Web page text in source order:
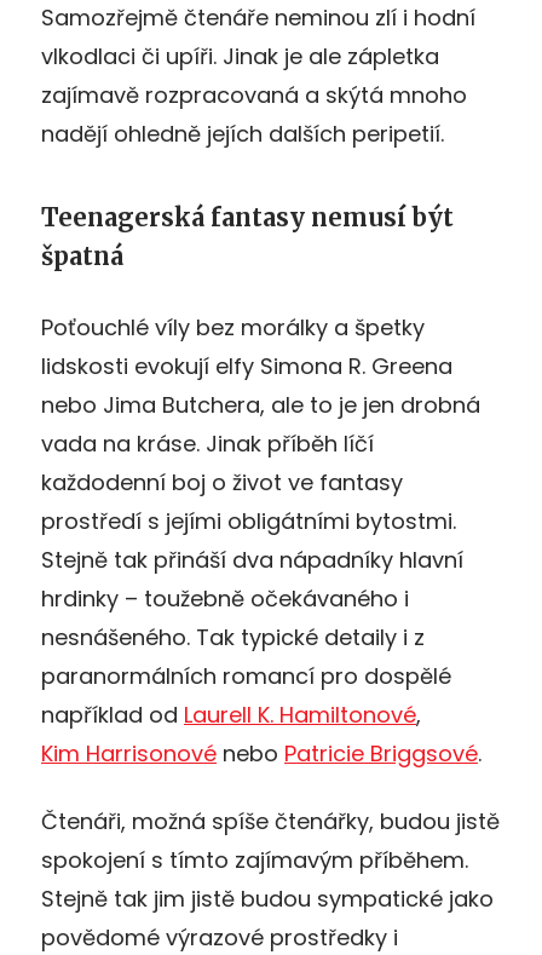
Samozřejmě čtenáře neminou zlí i hodní
vlkodlaci či upíři. Jinak je ale zápletka
zajímavě rozpracovaná a skýtá mnoho
nadějí ohledně jejích dalších peripetií.
Teenagerská fantasy nemusí být
špatná
Poťouchlé víly bez morálky a špetky
lidskosti evokují elfy Simona R. Greena
nebo Jima Butchera, ale to je jen drobná
vada na kráse. Jinak příběh líčí
každodenní boj o život ve fantasy
prostředí s jejími obligátními bytostmi.
Stejně tak přináší dva nápadníky hlavní
hrdinky – toužebně očekávaného i
nesnášeného. Tak typické detaily i z
paranormálních romancí pro dospělé
například od Laurell K. Hamiltonové,
Kim Harrisonové nebo Patricie Briggsové.
Čtenáři, možná spíše čtenářky, budou jistě
spokojení s tímto zajímavým příběhem.
Stejně tak jim jistě budou sympatické jako
povědomé výrazové prostředky i